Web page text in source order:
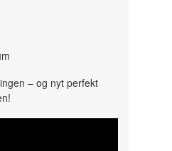
– og nyt perfekt